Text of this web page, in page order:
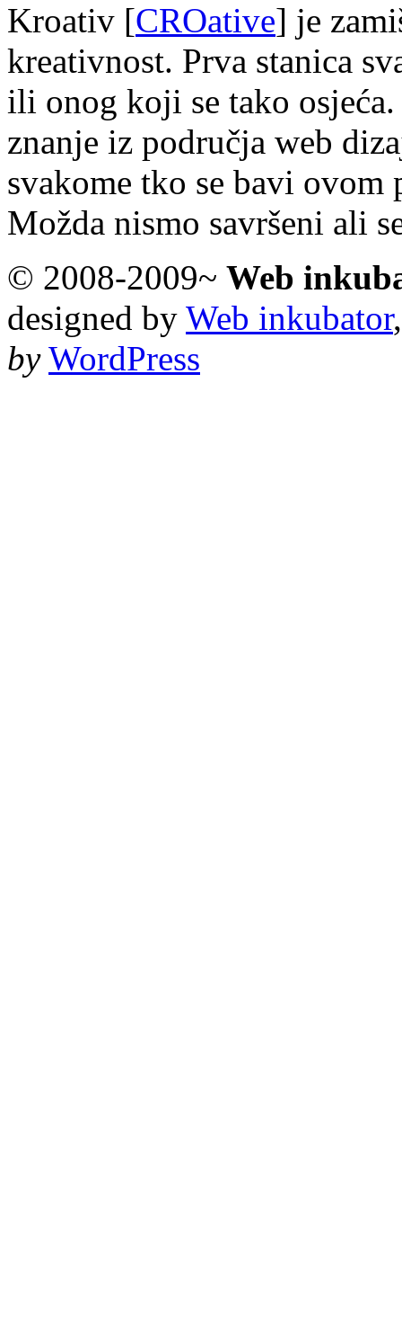
Kroativ [CROative] je
kreativnost. Prva stanica
ili onog koji se tako
znanje iz područja web
svakome tko se bavi
Možda nismo savršeni ali
© 2008-2009~ Web
designed by Web inkubator
by WordPress